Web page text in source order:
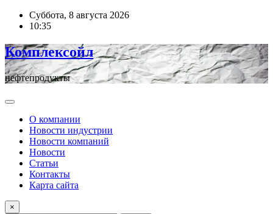
ПерейтиСуббота, 8 августа 2026
10:35
Комплексойл
нефтепродукты
О компании
Новости индустрии
Новости компаний
Новости
Статьи
Контакты
Карта сайта
×